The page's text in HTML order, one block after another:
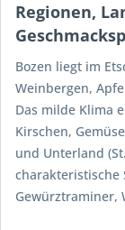
Regionen,
Bozen liegt im
Weinbergen,
Das milde Klima
Kirschen,
und Unterland
charakteristische
Gewürztraminer,